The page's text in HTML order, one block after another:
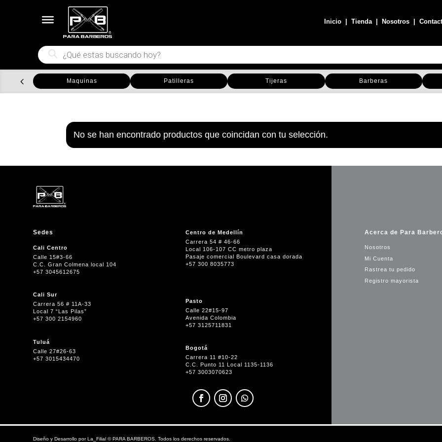
Inicio |Tienda| Nosotros |
Búsqueda
de
productos
Maquinas Patilleras Tijeras Barberas
No se han encontrado productos que coincidan con tu selección.
Sedes
Cali Centro
Calle 15#3-66
C.C. Gran Colmena local 104
+57 3045612675
Cali Sur
Carrera 56 # 11A-33
Local 7 “Las Pilas”
+57 300 2154960
Tuluá
Calle 27#26-63
+57 3015434470
Centro de Medellín
Carrera 54 # 46-66
Local 106-107 CC metro plaza
Pasaje comercial Boulevard casa dorada
+57 300 8035773
Pasto
Calle 22#15-97
Avenida Colombia
+57 3125711831
Bogotá
Carrera 11 #10-22
C.C. Punto 11 Local 1135-1136
+57 3003070623
Acerca de Para
Nosotros
Mi Cuenta
Rastrea tu pedido
Registro mayorista
Diseño y Desarrollo porLa_Filial ©PARA BARBEROS. Todos los derechos reservados.